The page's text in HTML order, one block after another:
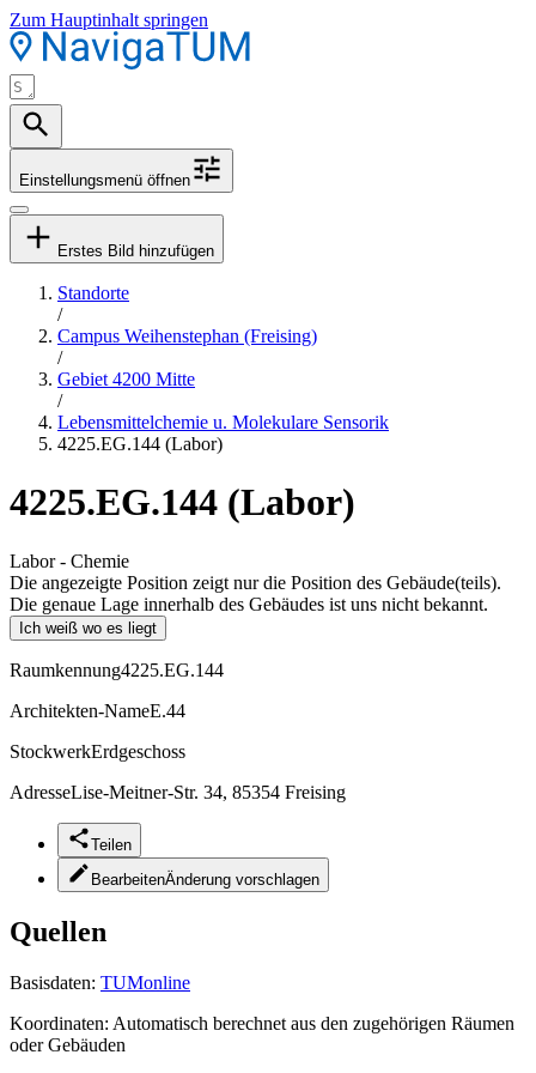
Zum Hauptinhalt springen
Einstellungsmenü öffnen
Erstes Bild hinzufügen
Standorte
/
Campus Weihenstephan (Freising)
/
Gebiet 4200 Mitte
/
Lebensmittelchemie u. Molekulare Sensorik
4225.EG.144 (Labor)
4225.EG.144 (Labor)
Labor - Chemie
Die angezeigte Position zeigt nur die Position des Gebäude(teils).
Die genaue Lage innerhalb des Gebäudes ist uns nicht bekannt.
Ich weiß wo es liegt
Raumkennung4225.EG.144
Architekten-NameE.44
StockwerkErdgeschoss
AdresseLise-Meitner-Str. 34, 85354 Freising
Teilen
BearbeitenÄnderung vorschlagen
Quellen
Basisdaten: TUMonline
Koordinaten: Automatisch berechnet aus den zugehörigen Räumen
oder Gebäuden